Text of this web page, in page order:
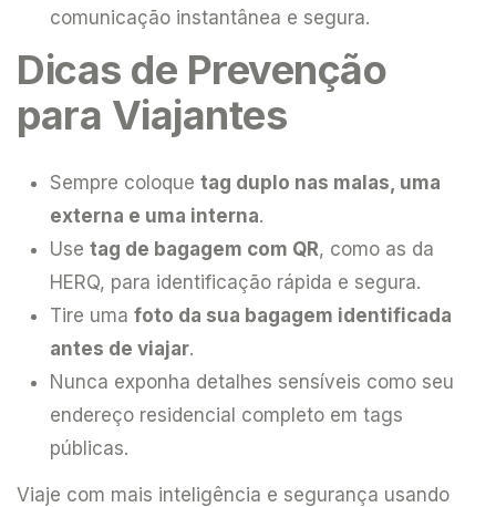
comunicação instantânea e segura.
Dicas de Prevenção
para Viajantes
Sempre coloque tag duplo nas malas, uma
externa e uma interna.
Use tag de bagagem com QR, como as da
HERQ, para identificação rápida e segura.
Tire uma foto da sua bagagem identificada
antes de viajar.
Nunca exponha detalhes sensíveis como seu
endereço residencial completo em tags
públicas.
Viaje com mais inteligência e segurança usando